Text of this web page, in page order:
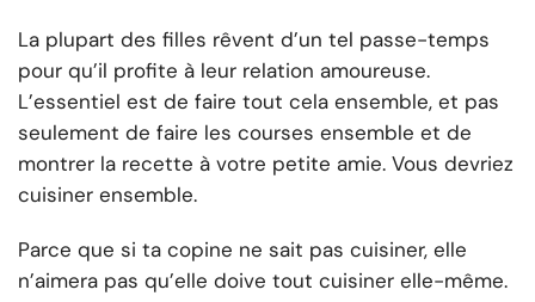
La plupart des filles rêvent d’un tel passe-temps
pour qu’il profite à leur relation amoureuse.
L’essentiel est de faire tout cela ensemble, et pas
seulement de faire les courses ensemble et de
montrer la recette à votre petite amie. Vous devriez
cuisiner ensemble.
Parce que si ta copine ne sait pas cuisiner, elle
n’aimera pas qu’elle doive tout cuisiner elle-même.